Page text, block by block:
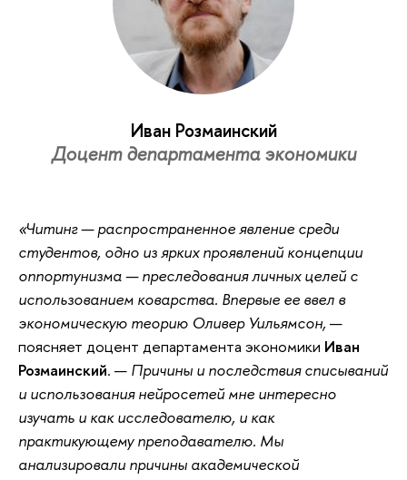
Иван Розмаинский
Доцент департамента экономики
«Читинг — распространенное явление среди
студентов, одно из ярких проявлений концепции
оппортунизма — преследования личных целей с
использованием коварства. Впервые ее ввел в
экономическую теорию Оливер Уильямсон,—
поясняет доцент департамента экономики Иван
Розмаинский. — Причины и последствия списываний
и использования нейросетей мне интересно
изучать и как исследователю, и как
практикующему преподавателю. Мы
анализировали причины академической